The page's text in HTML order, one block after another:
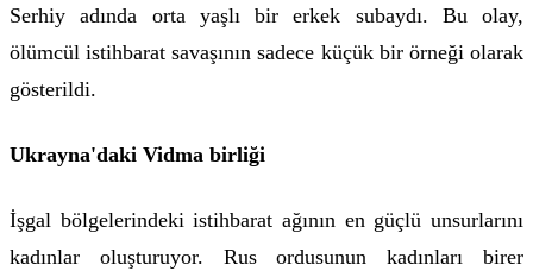
Serhiy adında orta yaşlı bir erkek subaydı. Bu olay,
ölümcül istihbarat savaşının sadece küçük bir örneği olarak
gösterildi.
Ukrayna'daki Vidma birliği
İşgal bölgelerindeki istihbarat ağının en güçlü unsurlarını
kadınlar oluşturuyor. Rus ordusunun kadınları birer